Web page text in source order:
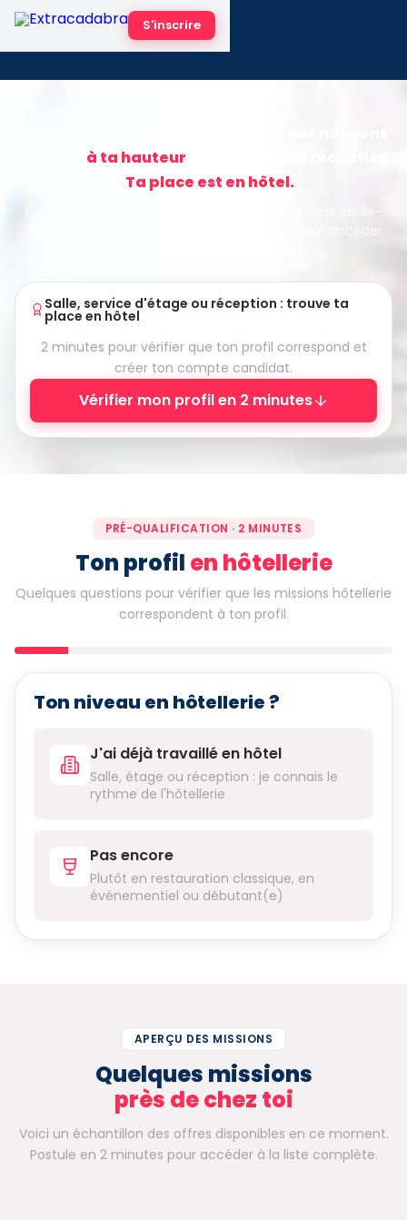
S'inscrire
à ta hauteur
Ta place est en hôtel.
Restaurants d'hôtels, housekeeping et front desk en Île-
Salle, service d'étage ou réception : trouve ta
place en hôtel
2 minutes pour vérifier que ton profil correspond et
créer ton compte candidat.
Vérifier mon profil en 2 minutes
PRÉ-QUALIFICATION · 2 MINUTES
Ton profil en hôtellerie
Quelques questions pour vérifier que les missions hôtellerie
correspondent à ton profil.
Ton niveau en hôtellerie ?
J'ai déjà travaillé en hôtel
Salle, étage ou réception : je connais le
rythme de l'hôtellerie
Pas encore
Plutôt en restauration classique, en
événementiel ou débutant(e)
APERÇU DES MISSIONS
Quelques missions
près de chez toi
Voici un échantillon des offres disponibles en ce moment.
Postule en 2 minutes pour accéder à la liste complète.